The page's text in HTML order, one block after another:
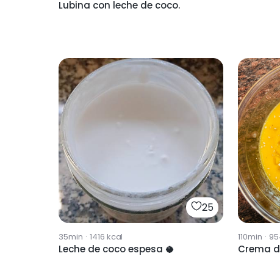
Lubina con leche de coco.
25
35min · 1416 kcal
Leche de coco espesa 🥥
110min ·
Crema